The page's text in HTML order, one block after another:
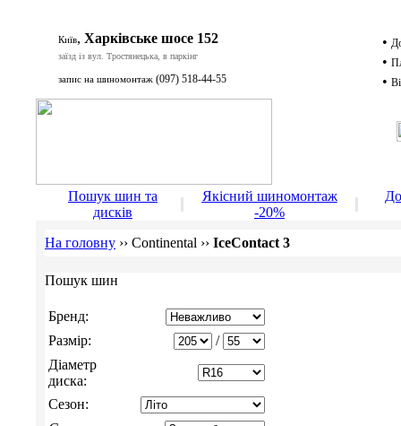
Київ, Харківське шосе 152
заїзд із вул. Тростянецька, в паркінг
запис на шиномонтаж (097) 518-44-55
•
•
•
Пошук шин та
дисків
Якісний шиномонтаж
-20%
На головну ›› Continental ›› IceContact 3
Пошук шин
Бренд:
Размір:
/
Діаметр
диска:
Сезон: